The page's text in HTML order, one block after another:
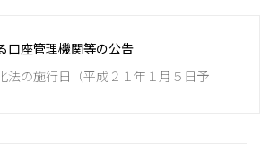
口座管理機関等の公告
法の施行日（平成２１年１月５日予